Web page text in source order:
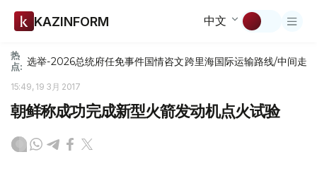
KAZINFORM 中文
热
点: 选举-2026总统府任免事件国情咨文跨里海国际运输路线/中间走廊
15:49, 19 3月 2017
朝鲜称成功完成新型火箭发动机点火试验